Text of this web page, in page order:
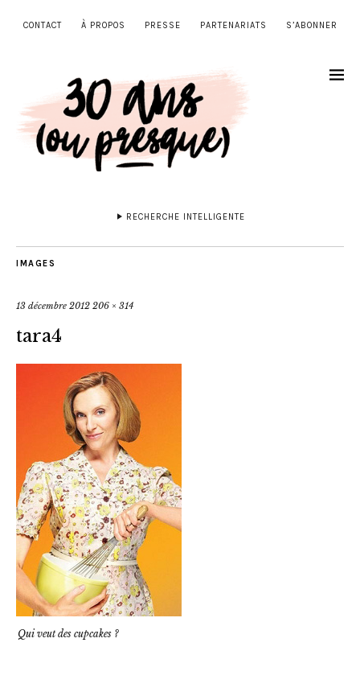
CONTACT À PROPOS PRESSE PARTENARIATS S’ABONNER
RECHERCHE INTELLIGENTE
IMAGES
13 décembre 2012 206 × 314
tara4
Qui veut des cupcakes ?